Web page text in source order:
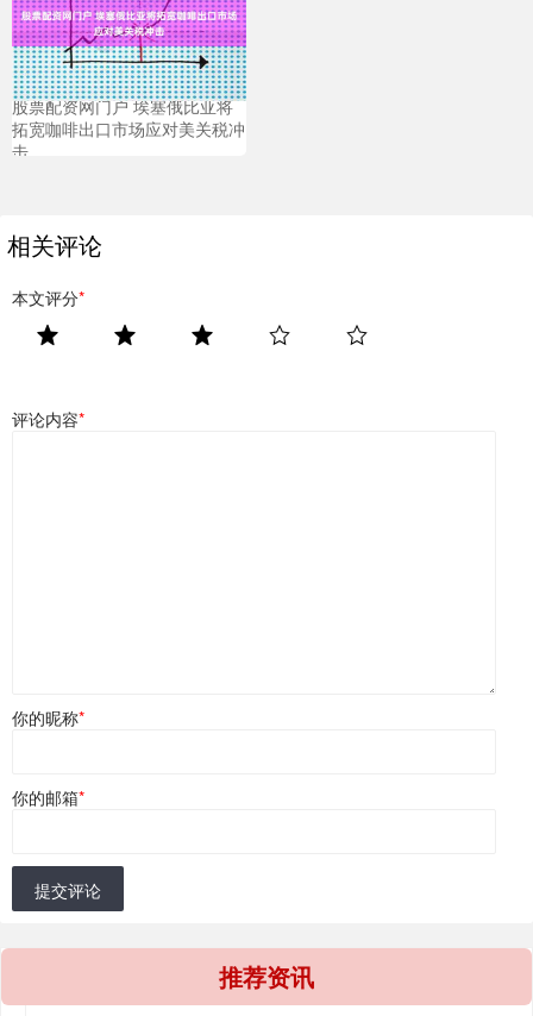
股票配资网门户 埃塞俄比亚将
拓宽咖啡出口市场应对美关税冲
击
相关评论
本文评分*
评论内容*
你的昵称*
你的邮箱*
提交评论
推荐资讯